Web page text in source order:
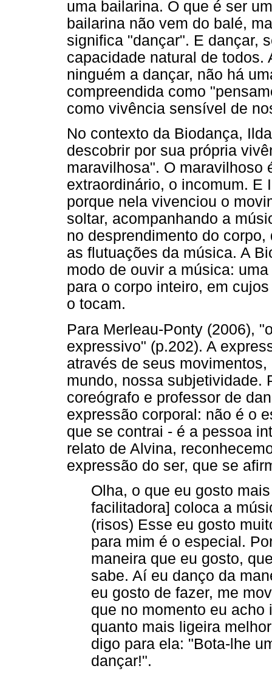
uma bailarina. O que é ser
bailarina não vem do balé,
significa "dançar". E dançar,
capacidade natural de
ninguém a dançar, não há
compreendida como
como vivência sensível de
No contexto da Biodança,
descobrir por sua própria
maravilhosa". O maravilhoso
extraordinário, o incomum. E
porque nela vivenciou o
soltar, acompanhando a
no desprendimento do
as flutuações da música. A
modo de ouvir a música:
para o corpo inteiro, em
o tocam.
Para Merleau-Ponty (2006),
expressivo" (p.202). A
através de seus
mundo, nossa subjetividade.
coreógrafo e professor de
expressão corporal: não é o
que se contrai - é a pessoa
relato de Alvina,
expressão do ser, que se
Olha, o que eu gosto
facilitadora] coloca a
(risos) Esse eu gosto
para mim é o especial.
maneira que eu gosto,
sabe. Aí eu danço da
eu gosto de fazer, me
que no momento eu
quanto mais ligeira
digo para ela: "Bota-lhe
dançar!".